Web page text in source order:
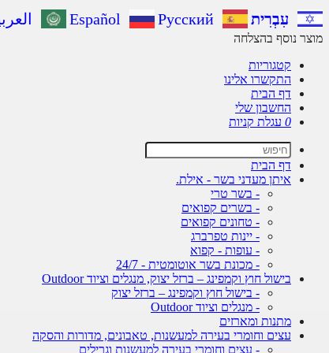
עִבְרִית Español Русский
מוצר נוסף בהצלחה
קטגוריות
התקשרו אלינו
דף הבית
החשבון שלי
0 עגלת קניות
דף הבית
איתן מעדני בשר - אילת.
- בשר טרי
- בשרים קפואים
- טחונים קפואים
- יינות טפרברג
- עופות - קפוא
- מכונת בשר אוטומטית - 24/7
בישול חוץ וקמפינג – ברזל יצוק, מנגלים וציוד Outdoor
- בישול חוץ וקמפינג – ברזל יצוק
- מנגלים וציוד Outdoor
מתנות ומארזים
עצים וחומרי בעירה למעשנות, טאבונים, מדורות והסקה
- עצים וחומרי בעירה למעשנות וגרילים